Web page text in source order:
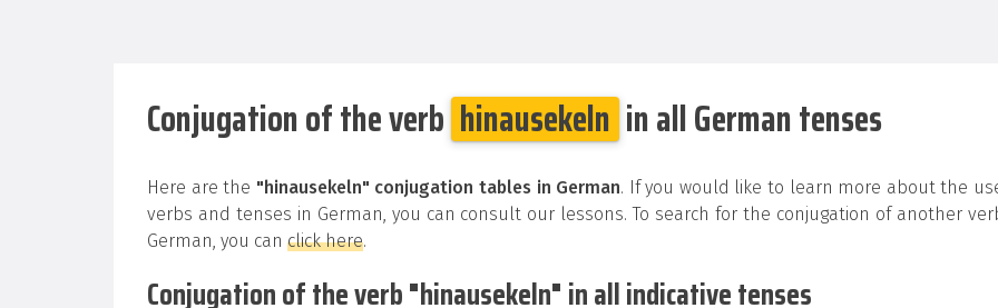
Conjugation of the verb hinausekeln in all German tenses
Here are the "hinausekeln" conjugation tables in German. If you would like to learn more about the
verbs and tenses in German, you can consult our lessons. To search for the conjugation of another
German, you can click here.
Conjugation of the verb "hinausekeln" in all indicative tenses